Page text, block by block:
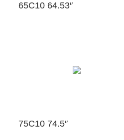
65C10 64.53″
75C10 74.5″